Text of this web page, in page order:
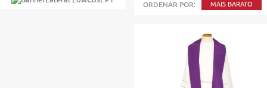
ORDENAR POR: MAIS BARATO